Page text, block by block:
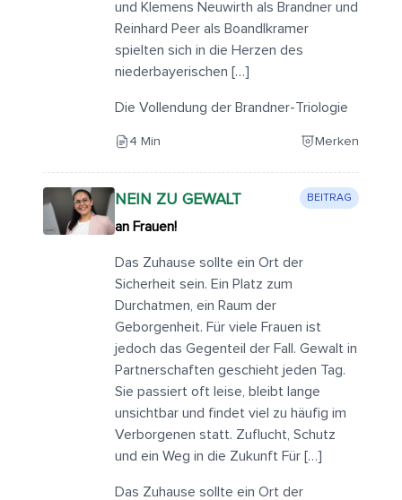
und Klemens Neuwirth als Brandner und
Reinhard Peer als Boandlkramer
spielten sich in die Herzen des
niederbayerischen […]
Die Vollendung der Brandner-Triologie
4 Min Merken
NEIN ZU GEWALT BEITRAG
an Frauen!
Das Zuhause sollte ein Ort der
Sicherheit sein. Ein Platz zum
Durchatmen, ein Raum der
Geborgenheit. Für viele Frauen ist
jedoch das Gegenteil der Fall. Gewalt in
Partnerschaften geschieht jeden Tag.
Sie passiert oft leise, bleibt lange
unsichtbar und findet viel zu häufig im
Verborgenen statt. Zuflucht, Schutz
und ein Weg in die Zukunft Für […]
Das Zuhause sollte ein Ort der